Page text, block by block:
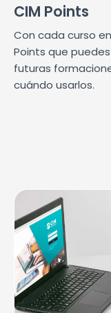
CIM Points
Con cada curso
Points que
futuras
cuándo usarlos.